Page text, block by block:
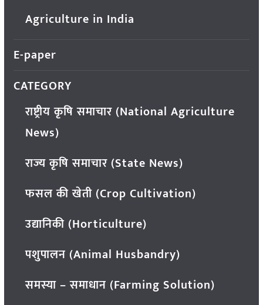
Agriculture in India
E-paper
CATEGORY
राष्ट्रीय कृषि समाचार (National Agriculture
News)
राज्य कृषि समाचार (State News)
फसल की खेती (Crop Cultivation)
उद्यानिकी (Horticulture)
पशुपालन (Animal Husbandry)
समस्या – समाधान (Farming Solution)